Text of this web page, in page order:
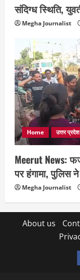
संदिग्ध स्थिति,
Megha Journalist
Home उत्तर प्रदेश
Meerut News:
पर हंगामा, पुलिस
Megha Journalist
About us